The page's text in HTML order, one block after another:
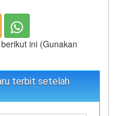
ini (Gunakan
terbit setelah